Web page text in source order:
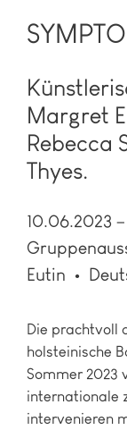
Margret
Rebecca
Thyes.
10.06.2023
Eutin
Die prachtvoll
holsteinische
Sommer 2023
internationale
intervenieren